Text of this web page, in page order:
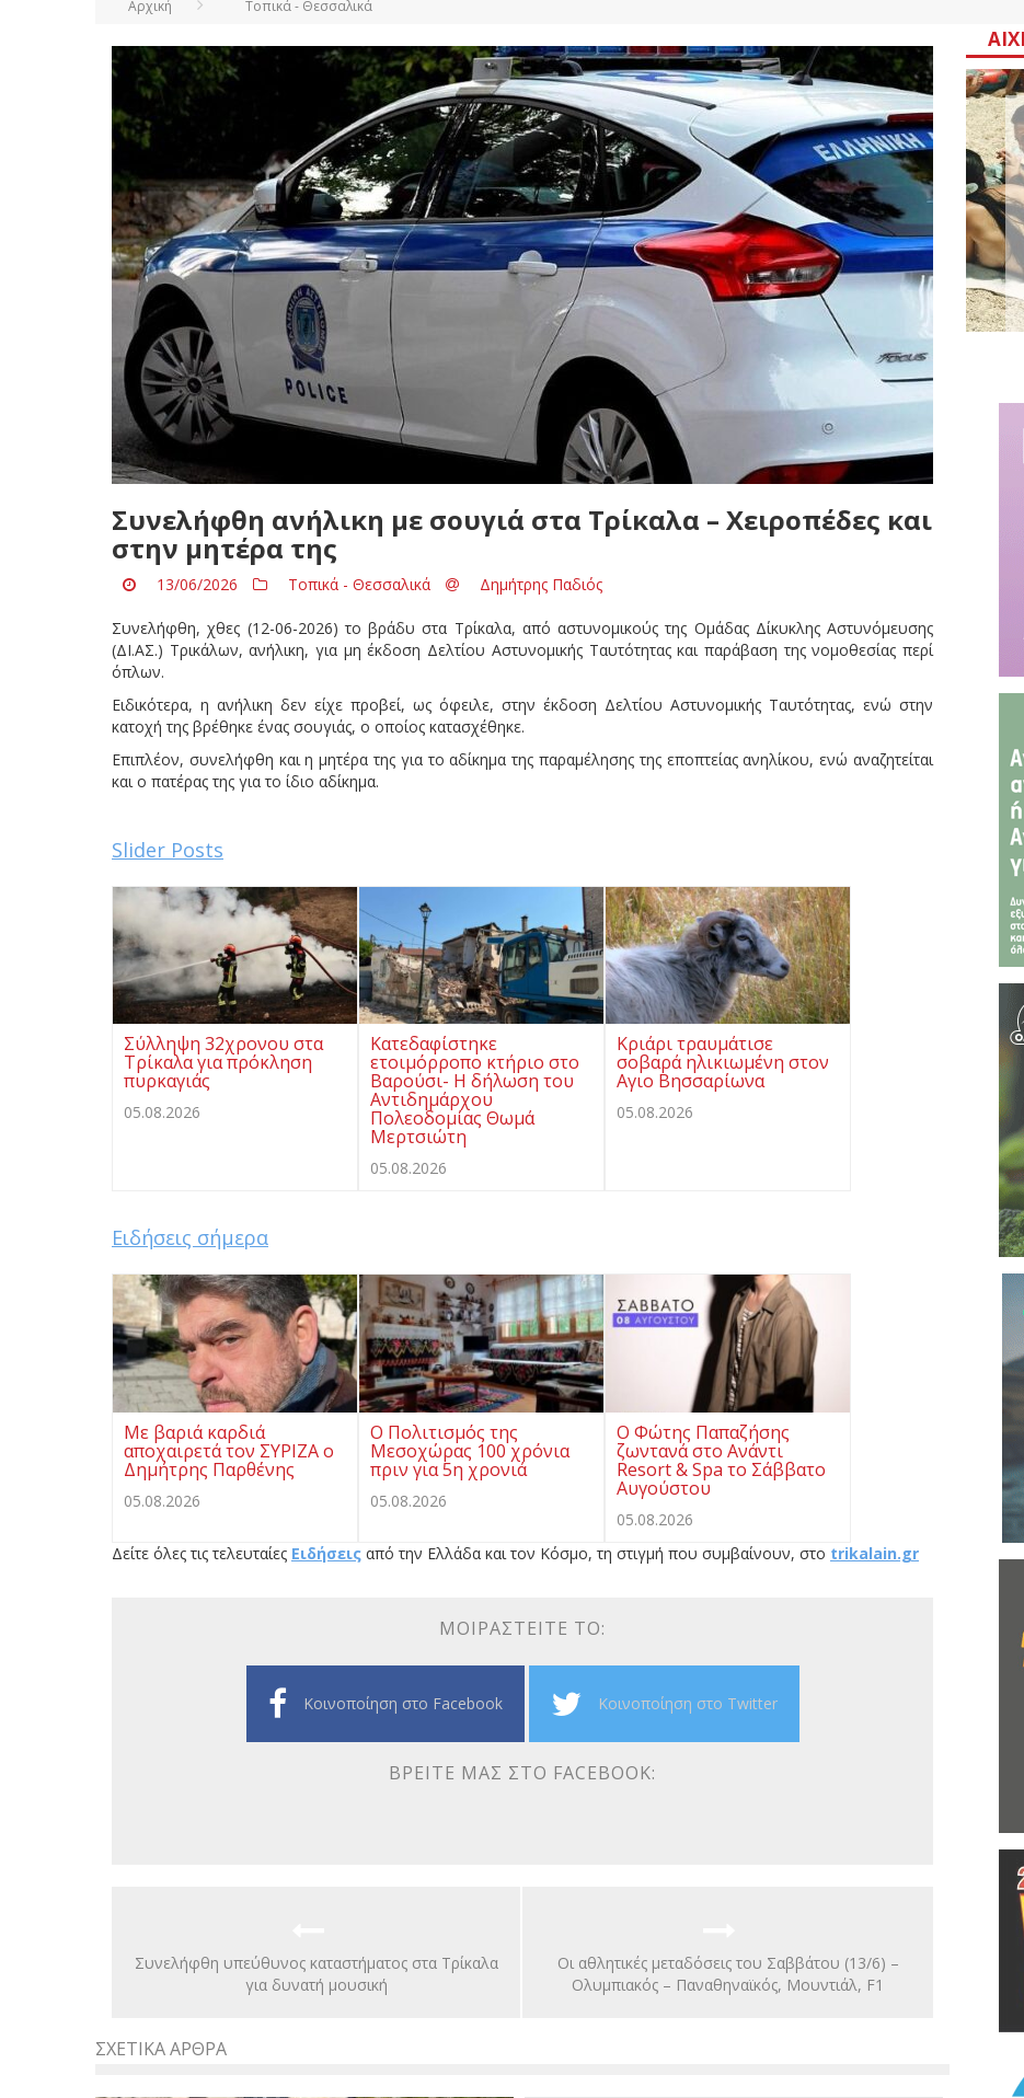
Αρχική Τοπικά - Θεσσαλικά
Συνελήφθη ανήλικη με σουγιά στα Τρίκαλα – Χειροπέδες και
στην μητέρα της
13/06/2026 Τοπικά - Θεσσαλικά Δημήτρης Παδιός
Συνελήφθη, χθες (12-06-2026) το βράδυ στα Τρίκαλα, από αστυνομικούς της Ομάδας Δίκυκλης Αστυνόμευσης
(ΔΙ.ΑΣ.) Τρικάλων, ανήλικη, για μη έκδοση Δελτίου Αστυνομικής Ταυτότητας και παράβαση της νομοθεσίας περί
όπλων.
Ειδικότερα, η ανήλικη δεν είχε προβεί, ως όφειλε, στην έκδοση Δελτίου Αστυνομικής Ταυτότητας, ενώ στην
κατοχή της βρέθηκε ένας σουγιάς, ο οποίος κατασχέθηκε.
Επιπλέον, συνελήφθη και η μητέρα της για το αδίκημα της παραμέλησης της εποπτείας ανηλίκου, ενώ αναζητείται
και ο πατέρας της για το ίδιο αδίκημα.
Slider Posts
Σύλληψη 32χρονου στα
Τρίκαλα για πρόκληση
πυρκαγιάς
05.08.2026
Κατεδαφίστηκε
ετοιμόρροπο κτήριο στο
Βαρούσι- Η δήλωση του
Αντιδημάρχου
Πολεοδομίας Θωμά
Μερτσιώτη
05.08.2026
Κριάρι τραυμάτισε
σοβαρά ηλικιωμένη στον
Αγιο Βησσαρίωνα
05.08.2026
Ειδήσεις σήμερα
Με βαριά καρδιά
αποχαιρετά τον ΣΥΡΙΖΑ ο
Δημήτρης Παρθένης
05.08.2026
Ο Πολιτισμός της
Μεσοχώρας 100 χρόνια
πριν για 5η χρονιά
05.08.2026
Ο Φώτης Παπαζήσης
ζωντανά στο Ανάντι
Resort & Spa το Σάββατο
Αυγούστου
05.08.2026
Δείτε όλες τις τελευταίες Ειδήσεις από την Ελλάδα και τον Κόσμο, τη στιγμή που συμβαίνουν, στο trikalain.gr
ΜΟΙΡΑΣΤΕΊΤΕ ΤΟ:
Κοινοποίηση στο Facebook Κοινοποίηση στο Twitter
ΒΡΕΊΤΕ ΜΑΣ ΣΤΟ FACEBOOK:
Συνελήφθη υπεύθυνος καταστήματος στα Τρίκαλα
για δυνατή μουσική
Οι αθλητικές μεταδόσεις του Σαββάτου (13/6) –
Ολυμπιακός – Παναθηναϊκός, Μουντιάλ, F1
ΣΧΕΤΙΚΆ ΆΡΘΡΑ